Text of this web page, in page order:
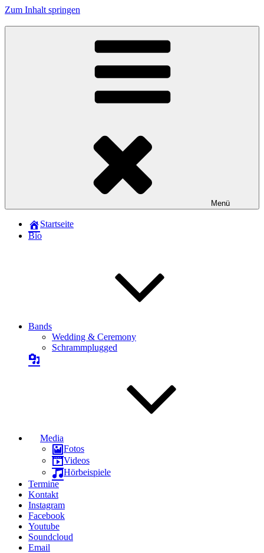
Zum Inhalt springen
Menü
Startseite
Bio
Bands
Wedding & Ceremony
Schrammplugged
Media
Fotos
Videos
Hörbeispiele
Termine
Kontakt
Instagram
Facebook
Youtube
Soundcloud
Email